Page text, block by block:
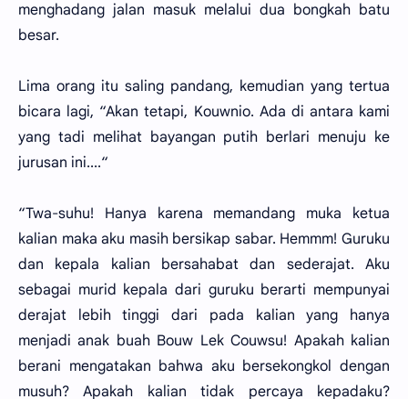
menghadang jalan masuk melalui dua bongkah batu
besar.
Lima orang itu saling pandang, kemudian yang tertua
bicara lagi, “Akan tetapi, Kouwnio. Ada di antara kami
yang tadi melihat bayangan putih berlari menuju ke
jurusan ini....“
“Twa-suhu! Hanya karena memandang muka ketua
kalian maka aku masih bersikap sabar. Hemmm! Guruku
dan kepala kalian bersahabat dan sederajat. Aku
sebagai murid kepala dari guruku berarti mempunyai
derajat lebih tinggi dari pada kalian yang hanya
menjadi anak buah Bouw Lek Couwsu! Apakah kalian
berani mengatakan bahwa aku bersekongkol dengan
musuh? Apakah kalian tidak percaya kepadaku?